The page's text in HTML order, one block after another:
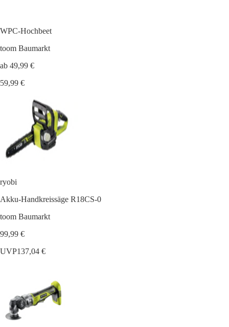
WPC-Hochbeet
toom Baumarkt
ab 49,99 €
59,99 €
ryobi
Akku-Handkreissäge R18CS-0
toom Baumarkt
99,99 €
UVP137,04 €